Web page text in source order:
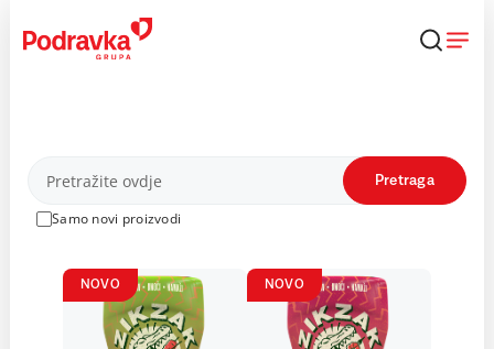
content
Proizvodi
Samo novi proizvodi
Pretraga
NOVO NOVO